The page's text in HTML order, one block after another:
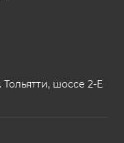
Тольятти, шоссе 2-Е